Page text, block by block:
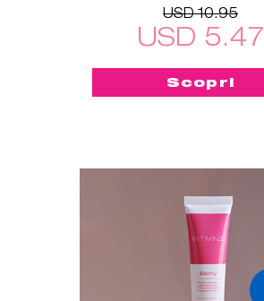
USD 10.95
USD 5.47
Scopri